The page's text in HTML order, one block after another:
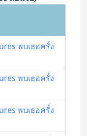
พบเธอครั้ง
พบเธอครั้ง
พบเธอครั้ง